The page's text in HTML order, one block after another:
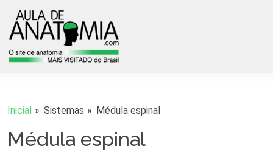
Inicial Sistemas Médula espinal
Médula espinal